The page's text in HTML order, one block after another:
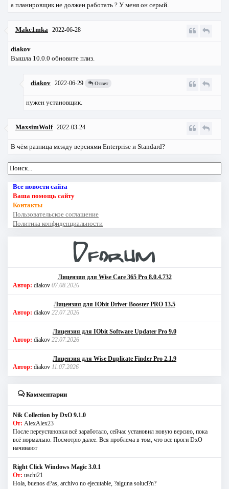
а планировщик не должен работать ? У меня он серый.
Makc1mka 2022-06-28
diakov
Вышла 10.0.0 обновите плиз.
diakov 2022-06-29 Ответ
нужен установщик.
MaxsimWolf 2022-03-24
В чём разница между версиями Enterprise и Standard?
Все новости сайта
Ваша помощь сайту
Контакты
Пользовательское соглашение
Политика конфиденциальности
Лицензия для Wise Care 365 Pro 8.0.4.732
Автор: diakov 07.08.2026
Лицензия для IObit Driver Booster PRO 13.5
Автор: diakov 22.07.2026
Лицензия для IObit Software Updater Pro 9.0
Автор: diakov 22.07.2026
Лицензия для Wise Duplicate Finder Pro 2.1.9
Автор: diakov 11.07.2026
Комментарии
Nik Collection by DxO 9.1.0
От: AlexAlex23
После переустановки всё заработало, сейчас установил новую версию, пока
всё нормально. Посмотрю далее. Вся проблема в том, что все проги DxO
начинают
Right Click Windows Magic 3.0.1
От: uschi21
Hola, buenos d?as, archivo no ejecutable, ?alguna soluci?n?